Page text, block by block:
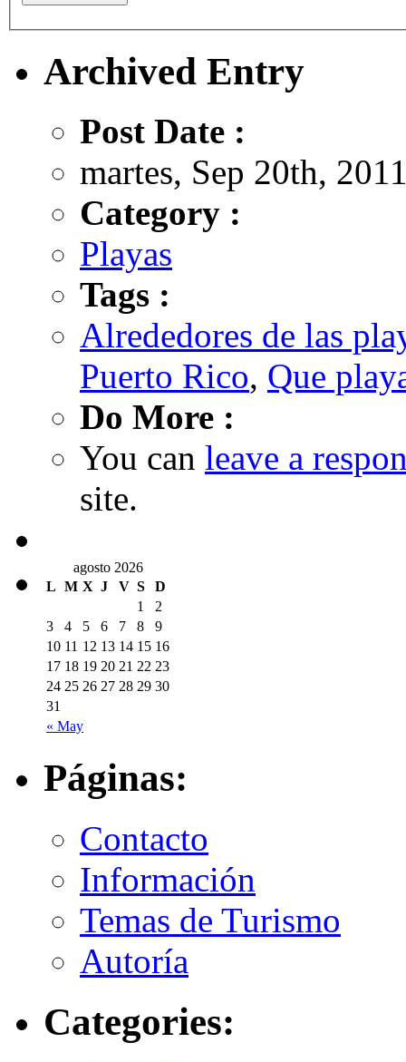
Archived Entry
Post Date :
martes, Sep 20th,
Category :
Playas
Tags :
Alrededores de las
Puerto Rico, Que
Do More :
You can leave a
site.
agosto 2026
L M X J V S D
« May
1
2
3
4 5 6 7 8
9
10 11 12 13 14 15 16
17 18 19 20 21 22 23
24 25 26 27 28 29 30
31
Páginas:
Contacto
Información
Temas de Turismo
Autoría
Categories: